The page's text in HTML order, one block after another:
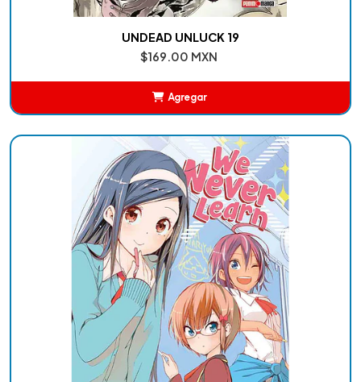
UNDEAD UNLUCK 19
$169.00 MXN
Agregar